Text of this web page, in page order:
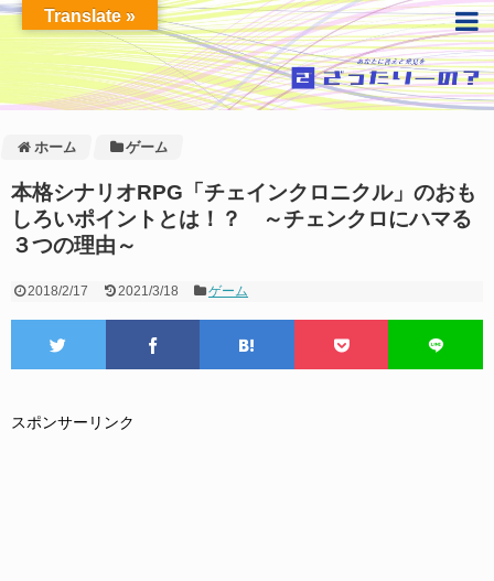
ホーム ゲーム
本格シナリオRPG「チェインクロニクル」のおも
しろいポイントとは！？ ～チェンクロにハマる
３つの理由～
2018/2/17 2021/3/18 ゲーム
スポンサーリンク
Translate »